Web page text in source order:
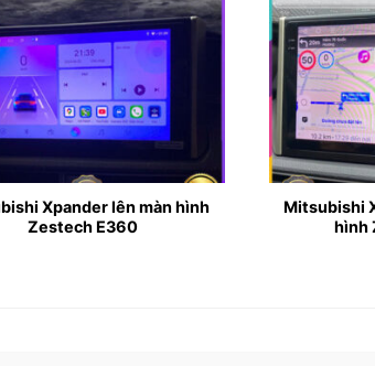
Xpander lên màn hình
Zestech E360
Mitsubishi
hình